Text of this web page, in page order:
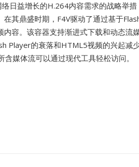
日益增长的H.264内容需求的战略举
其鼎盛时期，F4V驱动了通过基于
容。该容器支持渐进式下载和动态流
Player的衰落和HTML5视频的兴起减
媒体流可以通过现代工具轻松访问。